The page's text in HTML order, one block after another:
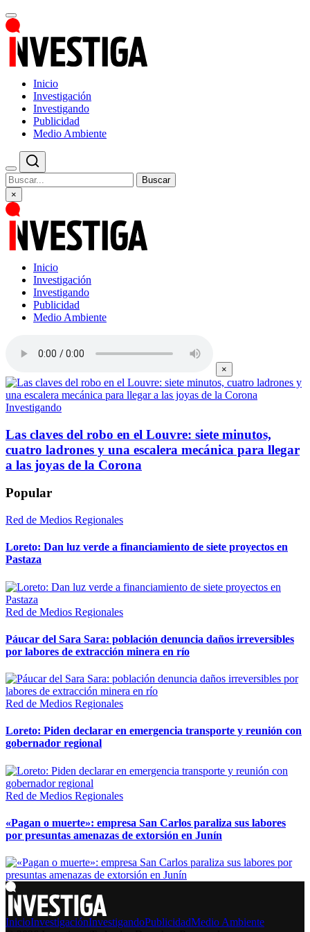
Inicio
Investigación
Investigando
Publicidad
Medio Ambiente
Buscar
×
Inicio
Investigación
Investigando
Publicidad
Medio Ambiente
×
Investigando
Las claves del robo en el Louvre: siete minutos,
cuatro ladrones y una escalera mecánica para llegar
a las joyas de la Corona
Popular
Red de Medios Regionales
Loreto: Dan luz verde a financiamiento de siete proyectos en
Pastaza
Red de Medios Regionales
Páucar del Sara Sara: población denuncia daños irreversibles
por labores de extracción minera en río
Red de Medios Regionales
Loreto: Piden declarar en emergencia transporte y reunión con
gobernador regional
Red de Medios Regionales
«Pagan o muerte»: empresa San Carlos paraliza sus labores
por presuntas amenazas de extorsión en Junín
InicioInvestigaciónInvestigandoPublicidadMedio Ambiente